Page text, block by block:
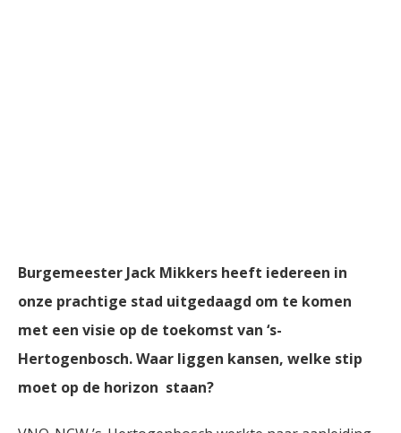
Burgemeester Jack Mikkers heeft iedereen in
onze prachtige stad uitgedaagd om te komen
met een visie op de toekomst van ‘s-
Hertogenbosch. Waar liggen kansen, welke stip
moet op de horizon staan?